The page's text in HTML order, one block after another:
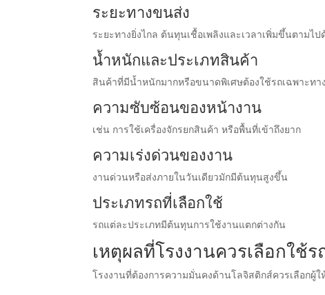
ระยะทางขนส่ง
ระยะทางยิ่งไกล ต้นทุนเชื้อเพลิงและเวลาเพิ่มขึ้นตามไป
น้ำหนักและประเภทสินค้า
สินค้าที่มีน้ำหนักมากหรือขนาดพิเศษต้องใช้รถเฉพาะทาง
ความซับซ้อนของหน้างาน
เช่น การใช้เครื่องจักรยกสินค้า หรือพื้นที่เข้าถึงยาก
ความเร่งด่วนของงาน
งานด่วนหรือส่งภายในวันเดียวมักมีต้นทุนสูงขึ้น
ประเภทรถที่เลือกใช้
รถแต่ละประเภทมีต้นทุนการใช้งานแตกต่างกัน
เหตุผลที่โรงงานควรเลือกใช้
โรงงานที่ต้องการความมั่นคงด้านโลจิสติกส์ควรเลือกผู้